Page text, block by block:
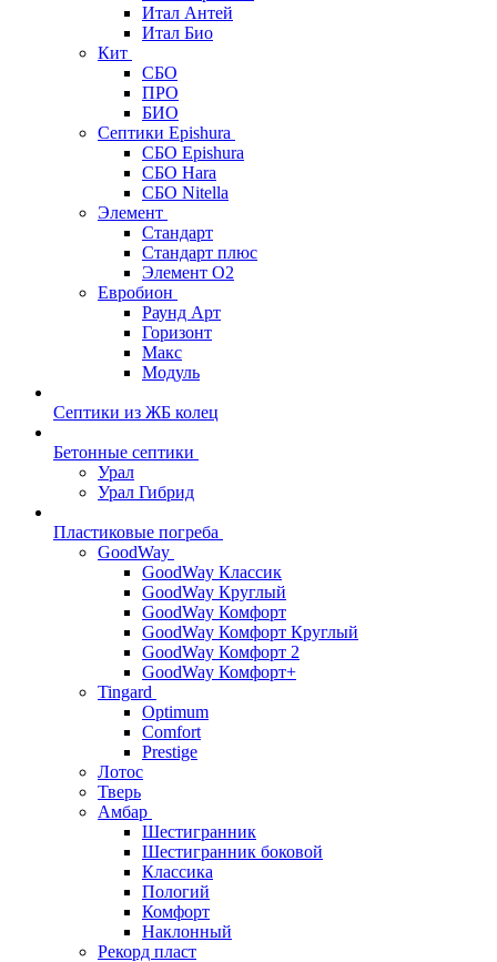
Итал Антей
Итал Био
Кит
СБО
ПРО
БИО
Септики Epishura
СБО Epishura
СБО Hara
СБО Nitella
Элемент
Стандарт
Стандарт плюс
Элемент О2
Евробион
Раунд Арт
Горизонт
Макс
Модуль
Септики из ЖБ колец
Бетонные септики
Урал
Урал Гибрид
Пластиковые погреба
GoodWay
GoodWay Классик
GoodWay Круглый
GoodWay Комфорт
GoodWay Комфорт Круглый
GoodWay Комфорт 2
GoodWay Комфорт+
Tingard
Optimum
Comfort
Prestige
Лотос
Тверь
Амбар
Шестигранник
Шестигранник боковой
Классика
Пологий
Комфорт
Наклонный
Рекорд пласт